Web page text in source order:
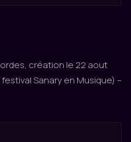
création le 22 aout
Sanary en Musique) –